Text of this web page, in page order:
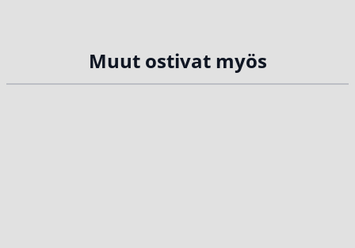
Muut ostivat myös